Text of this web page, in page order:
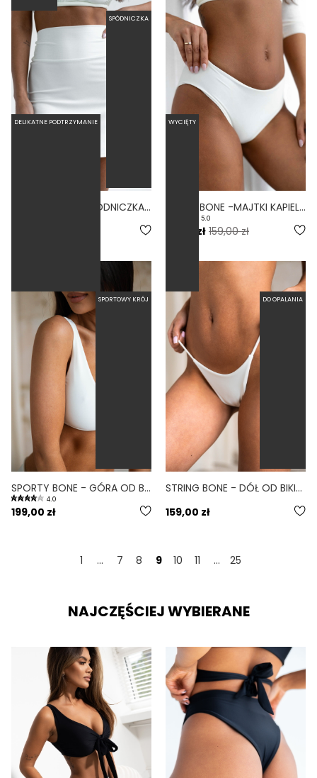
SPÓDNICZKA
RUMBA BONE - SPÓDNICZKA KĄPIELOWA BIAŁY
SIMPLE BONE -MAJTKI KĄPIELOWE FIGI BIAŁY
5.0
79,50 zł 159,00 zł
DELIKATNE PODTRZYMANIE
SPORTOWY KRÓJ
SPORTY BONE - GÓRA OD BIKINI NA MAŁY BIUST SPORTOWA BIAŁY
4.0
199,00 zł
WYCIĘTY
DO OPALANIA
STRING BONE - DÓŁ OD BIKINI WYCIĘTY BIAŁY
159,00 zł
1 ... 7 8 9 10 11 ... 25
NAJCZĘŚCIEJ WYBIERANE